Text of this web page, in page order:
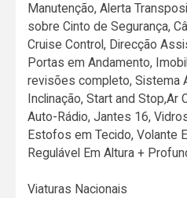
Manutenção, Alerta
sobre Cinto de Segurança,
Cruise Control, Direcção
Portas em Andamento,
revisões completo, Sistema
Inclinação, Start and Stop,Ar
Auto-Rádio, Jantes 16,
Estofos em Tecido, Volante
Regulável Em Altura +
Viaturas Nacionais